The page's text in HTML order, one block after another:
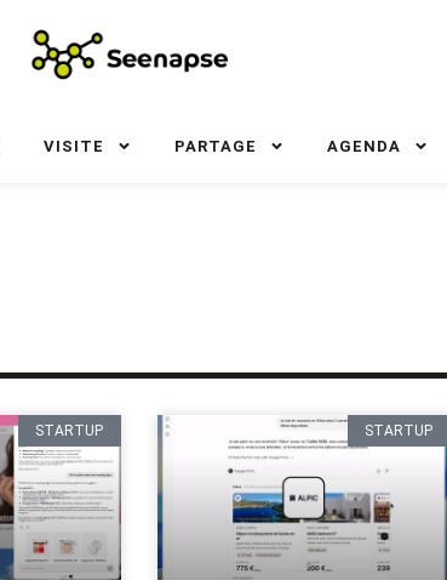
VISITE PARTAGE AGENDA
STARTUP STARTUP